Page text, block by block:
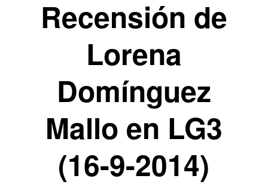
Recensión de
Lorena
Domínguez
Mallo en LG3
(16-9-2014)